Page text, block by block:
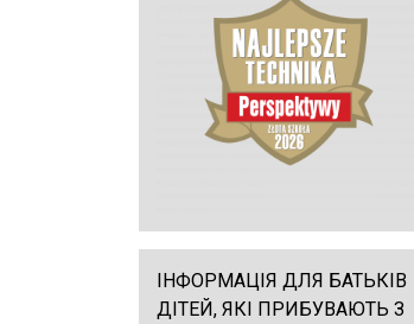
ІНФОРМАЦІЯ ДЛЯ БАТЬКІВ
ДІТЕЙ, ЯКІ ПРИБУВАЮТЬ З